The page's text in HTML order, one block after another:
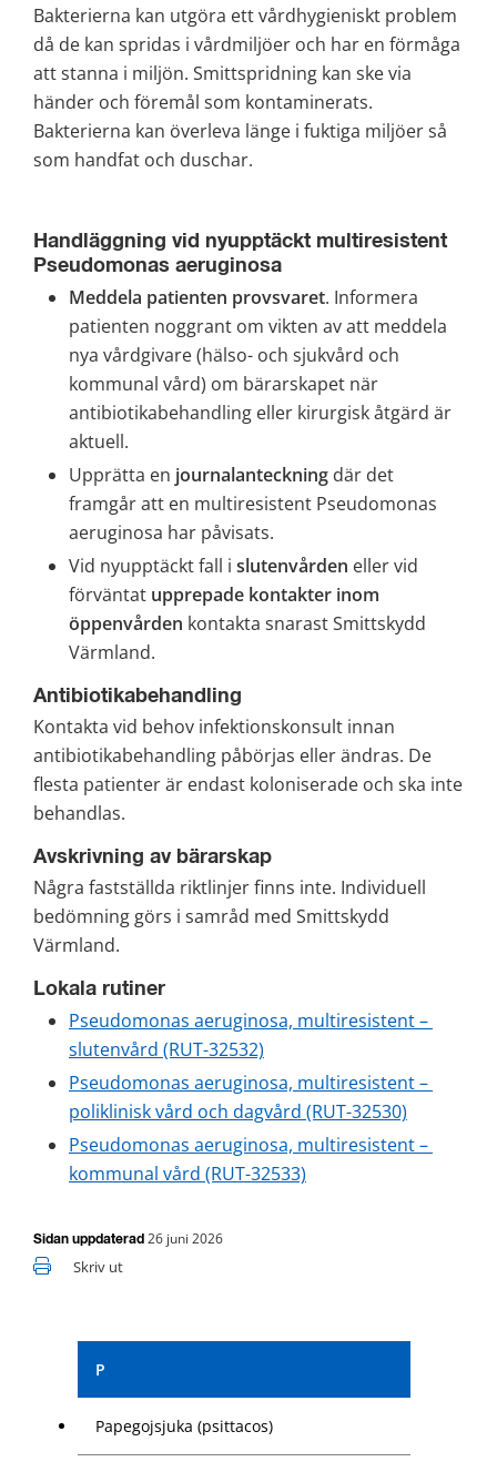
P
Papegojsjuka (psittacos)
Bakterierna kan utgöra ett vårdhygieniskt problem
då de kan spridas i vårdmiljöer och har en förmåga
att stanna i miljön. Smittspridning kan ske via
händer och föremål som kontaminerats.
Bakterierna kan överleva länge i fuktiga miljöer så
som handfat och duschar.
Handläggning vid nyupptäckt multiresistent
Pseudomonas aeruginosa
Meddela patienten provsvaret. Informera
patienten noggrant om vikten av att meddela
nya vårdgivare (hälso- och sjukvård och
kommunal vård) om bärarskapet när
antibiotikabehandling eller kirurgisk åtgärd är
aktuell.
Upprätta en journalanteckning där det
framgår att en multiresistent Pseudomonas
aeruginosa har påvisats.
Vid nyupptäckt fall i slutenvården eller vid
förväntat upprepade kontakter inom
öppenvården kontakta snarast Smittskydd
Värmland.
Antibiotikabehandling
Kontakta vid behov infektionskonsult innan
antibiotikabehandling påbörjas eller ändras. De
flesta patienter är endast koloniserade och ska inte
behandlas.
Avskrivning av bärarskap
Några fastställda riktlinjer finns inte. Individuell
bedömning görs i samråd med Smittskydd
Värmland.
Lokala rutiner
Pseudomonas aeruginosa, multiresistent –
slutenvård (RUT-32532)
Pseudomonas aeruginosa, multiresistent –
poliklinisk vård och dagvård (RUT-32530)
Pseudomonas aeruginosa, multiresistent –
kommunal vård (RUT-32533)
Sidan uppdaterad 26 juni 2026
Skriv ut